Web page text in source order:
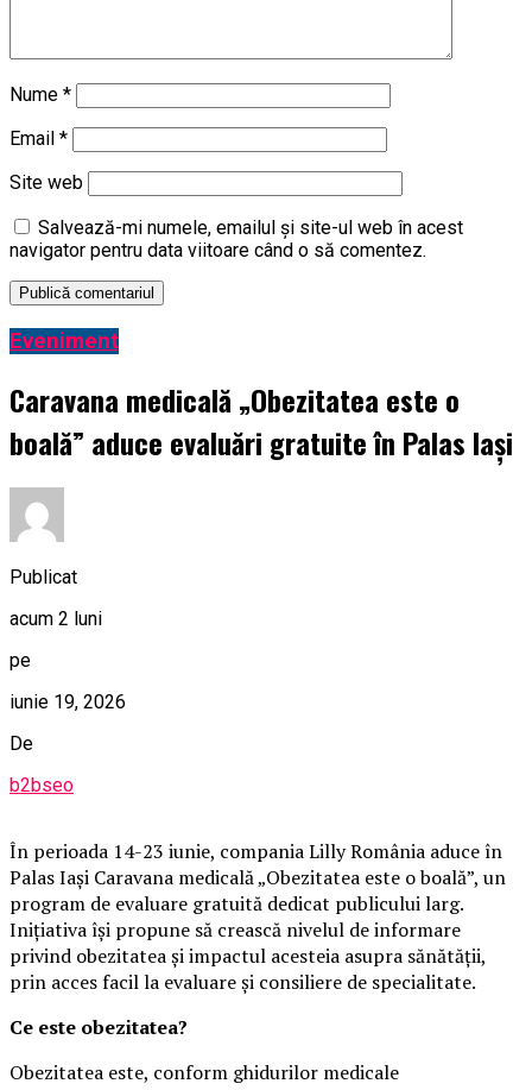
Nume *
Email *
Site web
Salvează-mi numele, emailul și site-ul web în acest
navigator pentru data viitoare când o să comentez.
Eveniment
Caravana medicală „Obezitatea este o
boală” aduce evaluări gratuite în Palas Iași
Publicat
acum 2 luni
pe
iunie 19, 2026
De
b2bseo
În perioada 14-23 iunie, compania Lilly România aduce în
Palas Iași Caravana medicală „Obezitatea este o boală”, un
program de evaluare gratuită dedicat publicului larg.
Inițiativa își propune să crească nivelul de informare
privind obezitatea și impactul acesteia asupra sănătății,
prin acces facil la evaluare și consiliere de specialitate.
Ce este obezitatea?
Obezitatea este, conform ghidurilor medicale